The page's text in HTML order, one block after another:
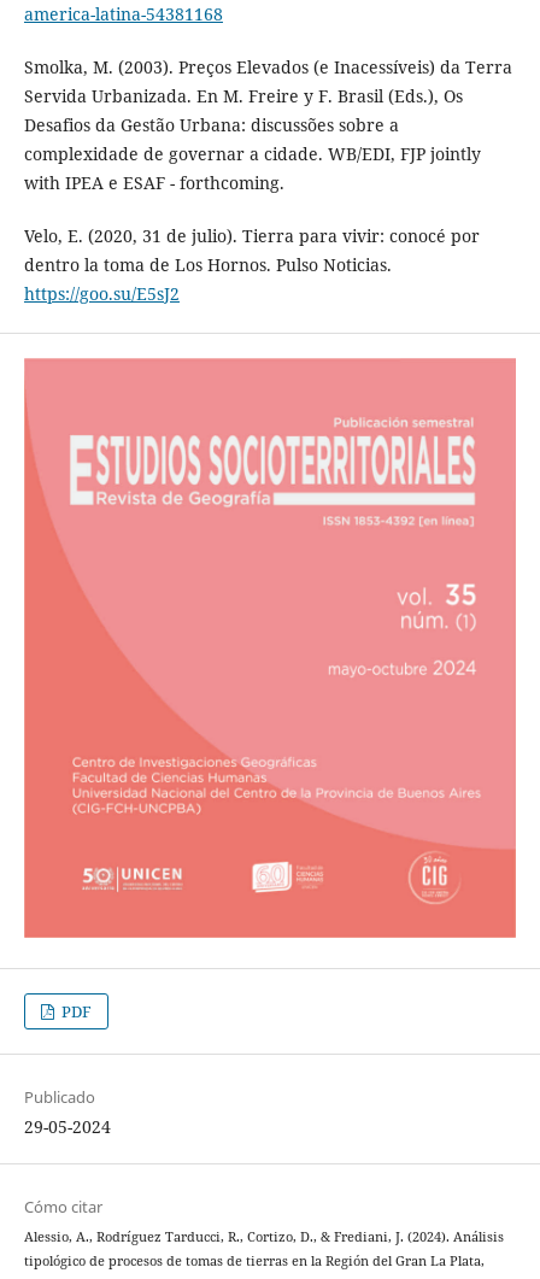
america-latina-54381168
Smolka, M. (2003). Preços Elevados (e Inacessíveis) da Terra
Servida Urbanizada. En M. Freire y F. Brasil (Eds.), Os
Desafios da Gestão Urbana: discussões sobre a
complexidade de governar a cidade. WB/EDI, FJP jointly
with IPEA e ESAF - forthcoming.
Velo, E. (2020, 31 de julio). Tierra para vivir: conocé por
dentro la toma de Los Hornos. Pulso Noticias.
https://goo.su/E5sJ2
PDF
Publicado
29-05-2024
Cómo citar
Alessio, A., Rodríguez Tarducci, R., Cortizo, D., & Frediani, J. (2024). Análisis
tipológico de procesos de tomas de tierras en la Región del Gran La Plata,